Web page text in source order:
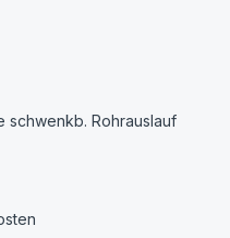
schwenkb. Rohrauslauf